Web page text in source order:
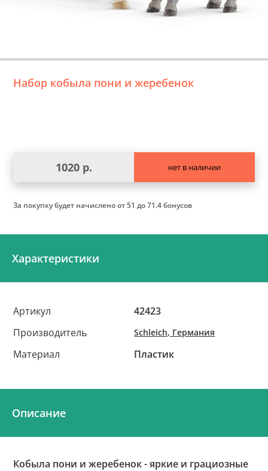
Набор кобыла пони и жеребенок
1020 р. нет в наличии
За покупку будет начисленоот 51 до 71.4 бонусов
Характеристики
Артикул
42423
Производитель
Schleich, Германия
Материал Пластик
Описание
Кобыла пони и жеребенок - яркие и грациозные